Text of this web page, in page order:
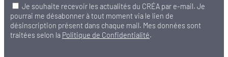
Je souhaite recevoir les actualités du CRÉA par e-mail. Je
pourrai me désabonner à tout moment via le lien de
désinscription présent dans chaque mail. Mes données sont
traitées selon la Politique de Confidentialité.